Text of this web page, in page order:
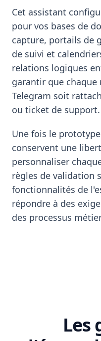
Cet assistant
pour vos bases de
capture, portails de
de suivi et
relations logiques
garantir que chaque
Telegram soit
ou ticket de support.
Une fois le
conservent une
personnaliser
règles de validation
fonctionnalités de
répondre à des
des processus
Les